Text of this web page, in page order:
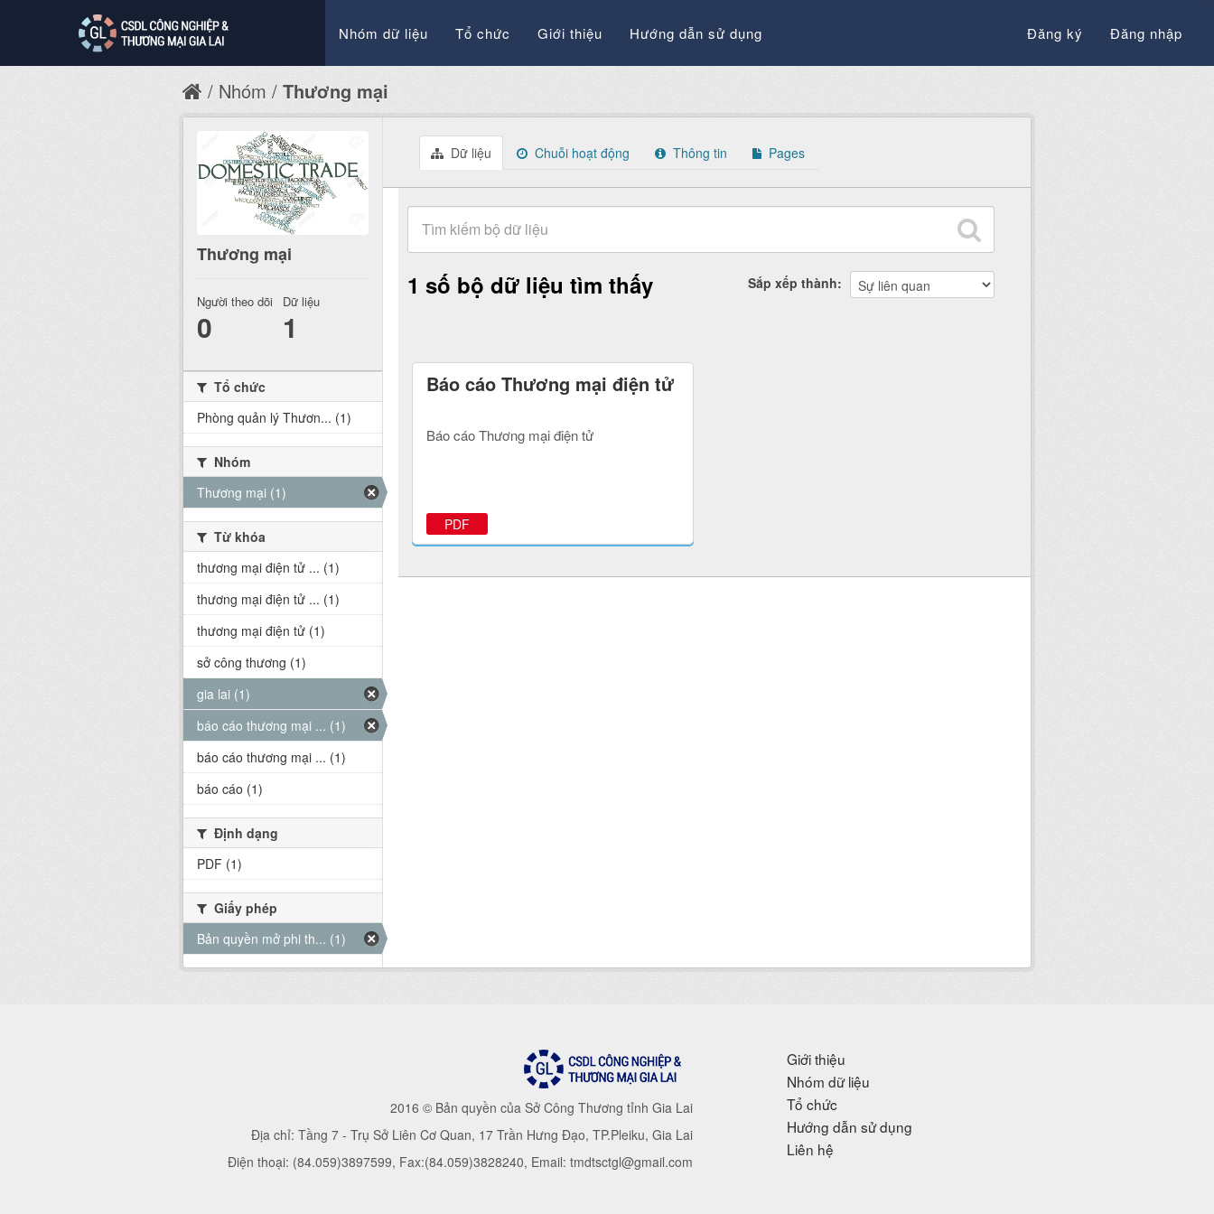
Nhóm dữ liệu Tổ chức Giới thiệu Hướng dẫn sử dụng Đăng ký Đăng nhập
Nhóm Thương mại
Dữ liệu Chuỗi hoạt động Thông tin Pages
Sắp xếp thành
1 số bộ dữ liệu tìm thấy
Báo cáo Thương mại điện tử
Báo cáo Thương mại điện tử
PDF
Thương mại
Người theo dõi
0
Dữ liệu
1
Tổ chức
Phòng quản lý Thươn... (1)
Nhóm
Thương mại (1)
Từ khóa
thương mại điện tử ... (1)
thương mại điện tử ... (1)
thương mại điện tử (1)
sở công thương (1)
gia lai (1)
báo cáo thương mại ... (1)
báo cáo thương mại ... (1)
báo cáo (1)
Định dạng
PDF (1)
Giấy phép
Bản quyền mở phi th... (1)
2016 © Bản quyền của Sở Công Thương tỉnh Gia Lai
Địa chỉ: Tầng 7 - Trụ Sở Liên Cơ Quan, 17 Trần Hưng Đạo, TP.Pleiku, Gia Lai
Điện thoại: (84.059)3897599, Fax:(84.059)3828240, Email: tmdtsctgl@gmail.com
Giới thiệu
Nhóm dữ liệu
Tổ chức
Hướng dẫn sử dụng
Liên hệ